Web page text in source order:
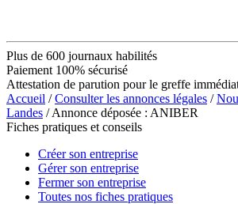
Plus de 600 journaux habilités
Paiement 100% sécurisé
Attestation de parution pour le greffe
Accueil /Consulter les annonces légales /
Landes / Annonce déposée : ANIBER
Fiches pratiques et conseils
Créer son entreprise
Gérer son entreprise
Fermer son entreprise
Toutes nos fiches pratiques